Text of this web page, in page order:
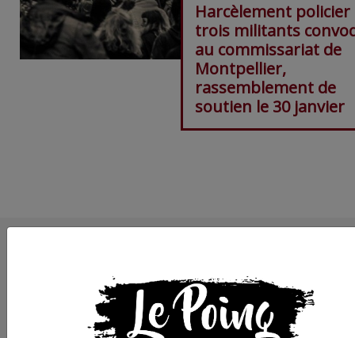
Harcèlement policier
trois militants
au commissariat de
Montpellier,
rassemblement de
soutien le 30 janvier